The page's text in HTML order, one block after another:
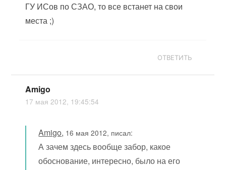
ГУ ИСов по СЗАО, то все встанет на свои
места ;)
ОТВЕТИТЬ
Amigo
17 мая 2012, 19:45:54
Amigo, 16 мая 2012, писал:
А зачем здесь вообще забор, какое
обоснование, интересно, было на его